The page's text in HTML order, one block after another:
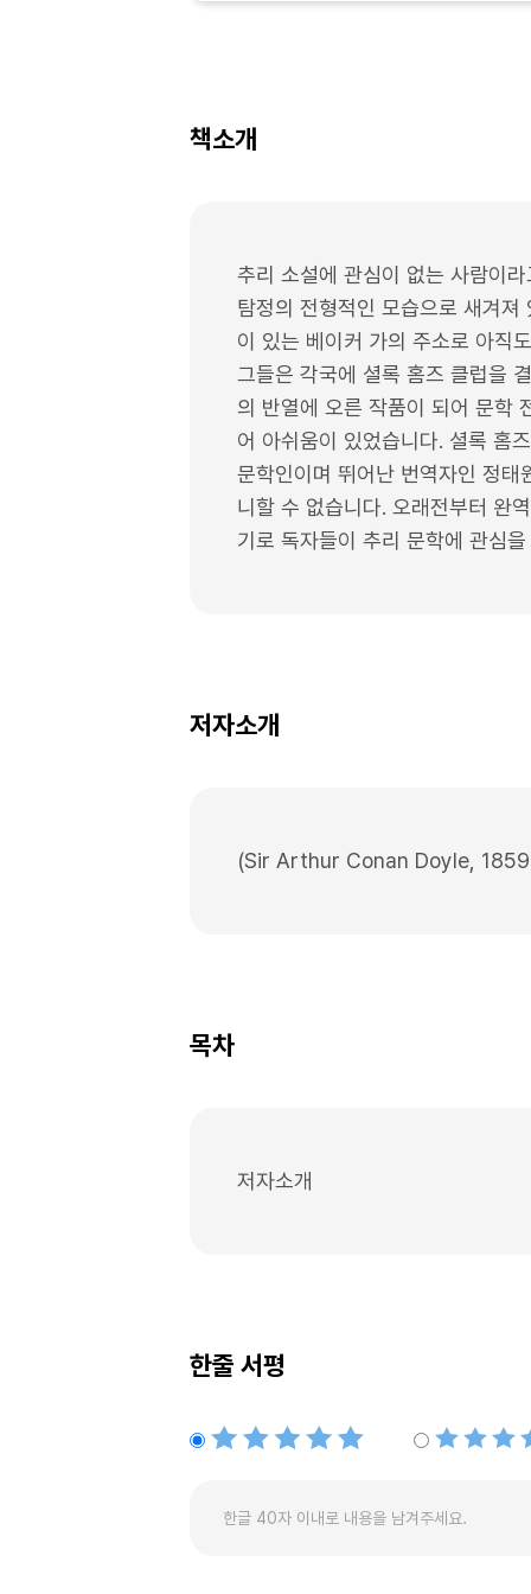
책소개
추리 소설에 관심이 없는 사람이
탐정의 전형적인 모습으로 새겨
이 있는 베이커 가의 주소로 아직
그들은 각국에 셜록 홈즈 클럽을
의 반열에 오른 작품이 되어 문학
어 아쉬움이 있었습니다. 셜록 홈
문학인이며 뛰어난 번역자인 정
니할 수 없습니다. 오래전부터 완
기로 독자들이 추리 문학에 관심
저자소개
(Sir Arthur Conan Doyle,
목차
저자소개
한줄 서평
별점5개 별점4개